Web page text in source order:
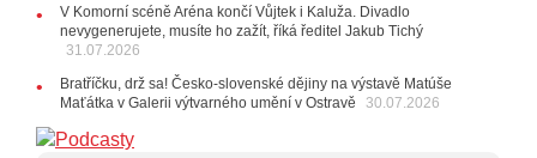
Výrazná osobnost české alternativní scény zahraje ve
Frýdku-Místku
14:01
herec Dušan Urban
10:03
V Komorní scéně Aréna končí Vůjtek i Kaluža. Divadlo
nevygenerujete, musíte ho zažít, říká ředitel Jakub Tichý
31.07.2026
Bratříčku, drž sa! Česko-slovenské dějiny na výstavě Matúše
Maťátka v Galerii výtvarného umění v Ostravě
30.07.2026